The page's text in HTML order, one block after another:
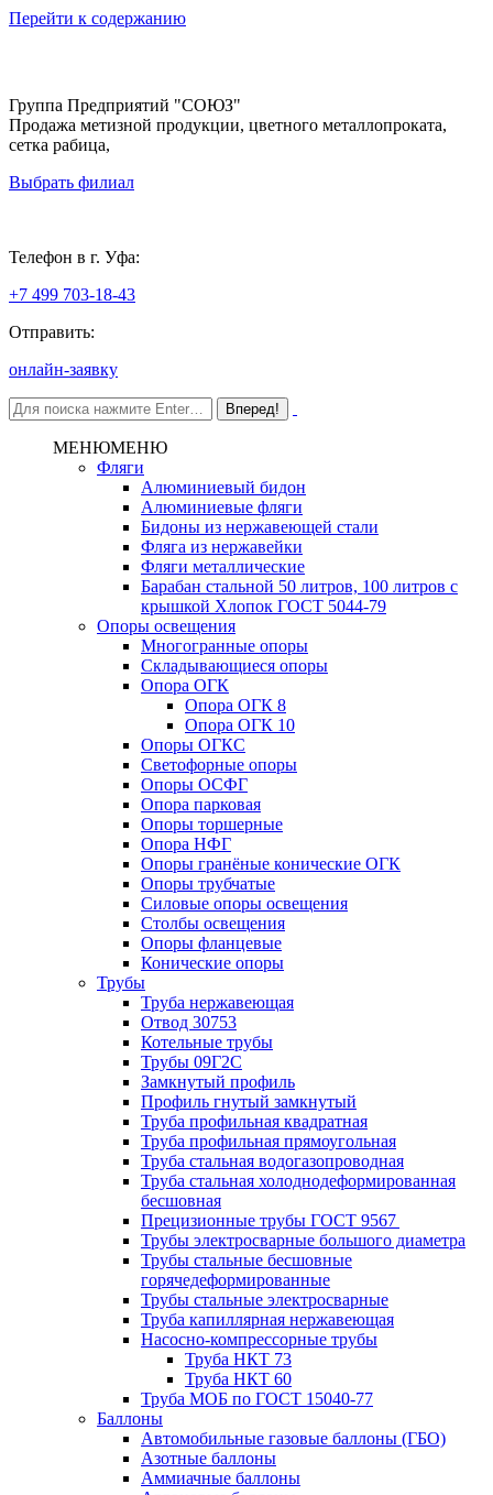
Перейти к содержанию
Группа Предприятий "СОЮЗ"
Продажа метизной продукции, цветного металлопроката,
сетка рабица,
Выбрать филиал
Телефон в г. Уфа:
+7 499 703-18-43
Отправить:
онлайн-заявку
МЕНЮМЕНЮ
Фляги
Алюминиевый бидон
Алюминиевые фляги
Бидоны из нержавеющей стали
Фляга из нержавейки
Фляги металлические
Барабан стальной 50 литров, 100 литров с
крышкой Хлопок ГОСТ 5044-79
Опоры освещения
Многогранные опоры
Складывающиеся опоры
Опора ОГК
Опора ОГК 8
Опора ОГК 10
Опоры ОГКС
Светофорные опоры
Опоры ОСФГ
Опора парковая
Опоры торшерные
Опора НФГ
Опоры гранёные конические ОГК
Опоры трубчатые
Силовые опоры освещения
Столбы освещения
Опоры фланцевые
Конические опоры
Трубы
Труба нержавеющая
Отвод 30753
Котельные трубы
Трубы 09Г2С
Замкнутый профиль
Профиль гнутый замкнутый
Труба профильная квадратная
Труба профильная прямоугольная
Труба стальная водогазопроводная
Труба стальная холоднодеформированная
бесшовная
Прецизионные трубы ГОСТ 9567
Трубы электросварные большого диаметра
Трубы стальные бесшовные
горячедеформированные
Трубы стальные электросварные
Труба капиллярная нержавеющая
Насосно-компрессорные трубы
Труба НКТ 73
Труба НКТ 60
Труба МОБ по ГОСТ 15040-77
Баллоны
Автомобильные газовые баллоны (ГБО)
Азотные баллоны
Аммиачные баллоны